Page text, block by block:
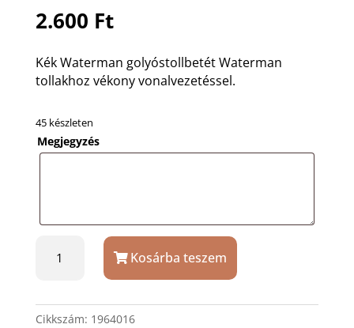
2.600 Ft
Kék Waterman golyóstollbetét Waterman
tollakhoz vékony vonalvezetéssel.
45 készleten
Megjegyzés
mennyiség
Kosárba teszem
Cikkszám: 1964016